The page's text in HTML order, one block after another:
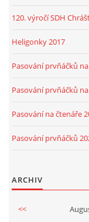
120. výročí SDH
Heligonky 2017
Pasování prvňáčků
Pasování prvňáčků
Pasování na čtenáře
Pasování prvňáčků
ARCHIV
<<